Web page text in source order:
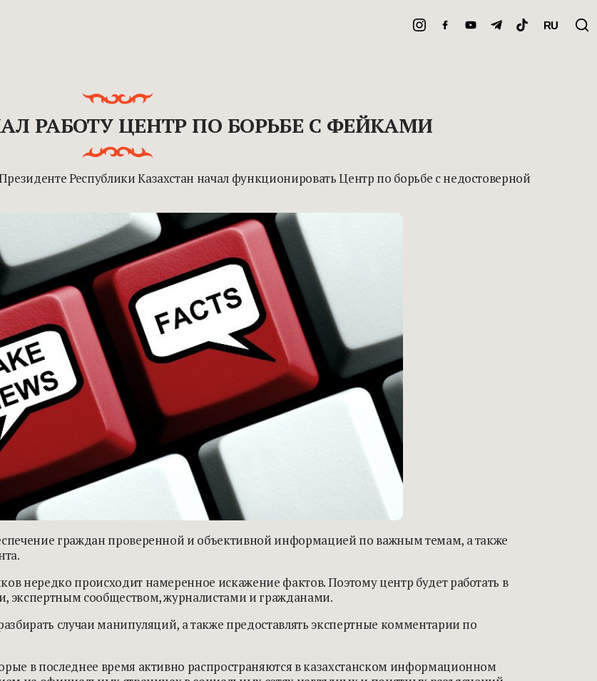
RU
РАБОТУ ЦЕНТР ПО БОРЬБЕ С ФЕЙКАМИ
Республики Казахстан начал функционировать Центр по борьбе с недостоверной
граждан проверенной и объективной информацией по важным темам, а также
нередко происходит намеренное искажение фактов. Поэтому центр будет работать в
экспертным сообществом, журналистами и гражданами.
случаи манипуляций, а также предоставлять экспертные комментарии по
в последнее время активно распространяются в казахстанском информационном